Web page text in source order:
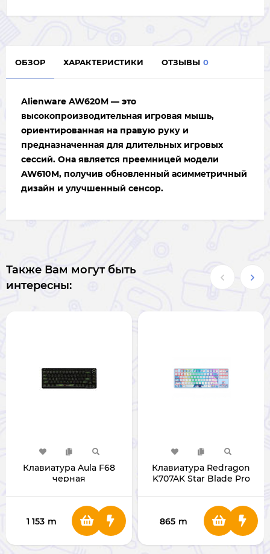
ОБЗОР ХАРАКТЕРИСТИКИ ОТЗЫВЫ 0
Alienware AW620M — это
высокопроизводительная игровая мышь,
ориентированная на правую руку и
предназначенная для длительных игровых
сессий. Она является преемницей модели
AW610M, получив обновленный асимметричный
дизайн и улучшенный сенсор.
Также Вам могут быть
интересны:
Клавиатура Aula F68
черная
1 153 m
Клавиатура Redragon
K707AK Star Blade Pro
865 m